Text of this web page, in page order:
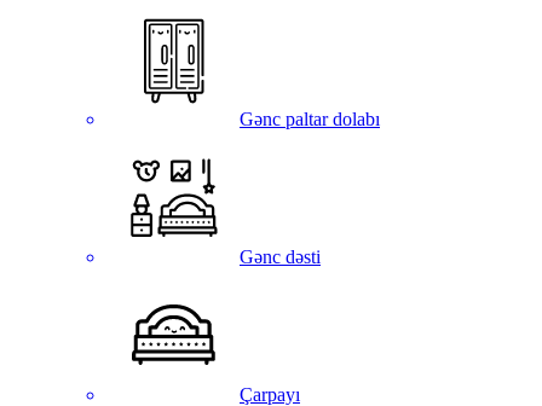
Gənc paltar dolabı
Gənc dəsti
Çarpayı